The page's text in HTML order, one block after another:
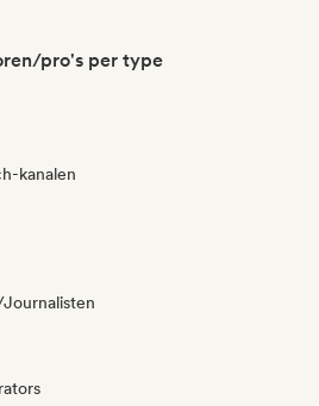
pro's per type
kanalen